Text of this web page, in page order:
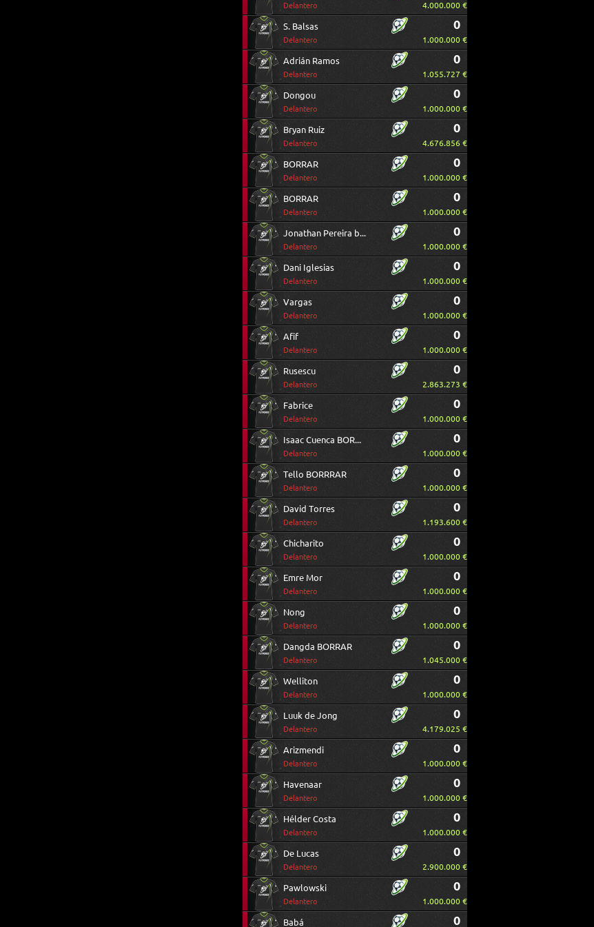
Delantero 4.000.000 €
S. Balsas
Delantero
0
1.000.000 €
Adrián Ramos
Delantero
0
1.055.727 €
Dongou
Delantero
0
1.000.000 €
Bryan Ruiz
Delantero
0
4.676.856 €
BORRAR
Delantero
0
1.000.000 €
BORRAR
Delantero
0
1.000.000 €
Jonathan Pereira borrar
Delantero
0
1.000.000 €
Dani Iglesias
Delantero
0
1.000.000 €
Vargas
Delantero
0
1.000.000 €
Afif
Delantero
0
1.000.000 €
Rusescu
Delantero
0
2.863.273 €
Fabrice
Delantero
0
1.000.000 €
Isaac Cuenca BORRAR
Delantero
0
1.000.000 €
Tello BORRRAR
Delantero
0
1.000.000 €
David Torres
Delantero
0
1.193.600 €
Chicharito
Delantero
0
1.000.000 €
Emre Mor
Delantero
0
1.000.000 €
Nong
Delantero
0
1.000.000 €
Dangda BORRAR
Delantero
0
1.045.000 €
Welliton
Delantero
0
1.000.000 €
Luuk de Jong
Delantero
0
4.179.025 €
Arizmendi
Delantero
0
1.000.000 €
Havenaar
Delantero
0
1.000.000 €
Hélder Costa
Delantero
0
1.000.000 €
De Lucas
Delantero
0
2.900.000 €
Pawlowski
Delantero
0
1.000.000 €
Babá 0